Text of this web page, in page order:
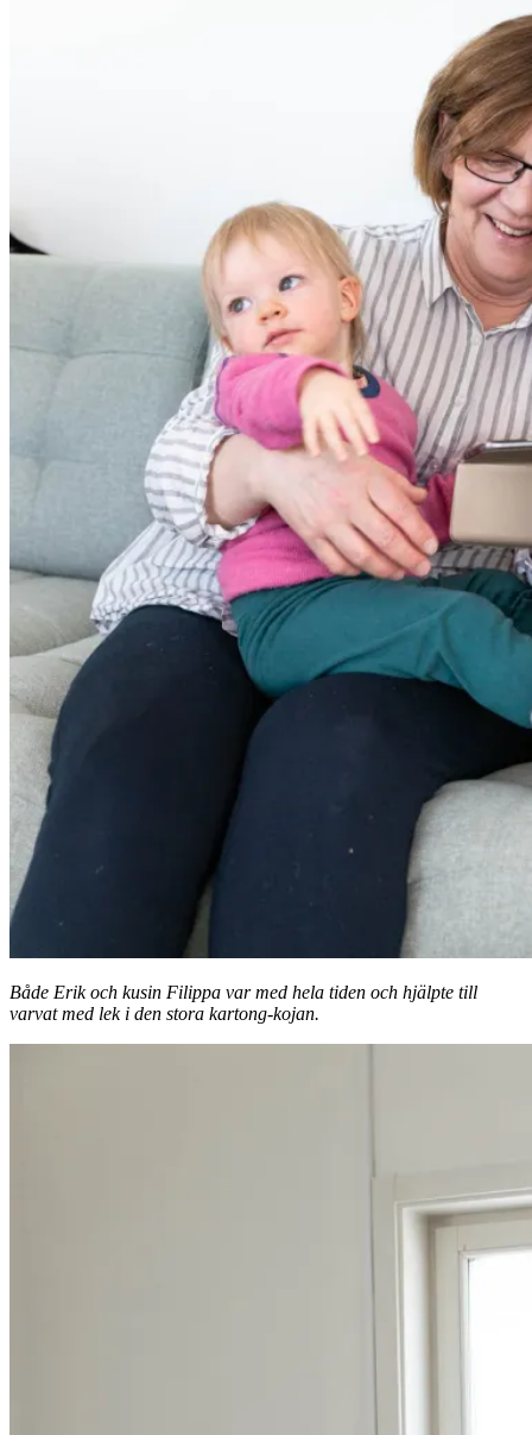
Både Erik och kusin Filippa var med hela tiden och hjälpte till
varvat med lek i den stora kartong-kojan.